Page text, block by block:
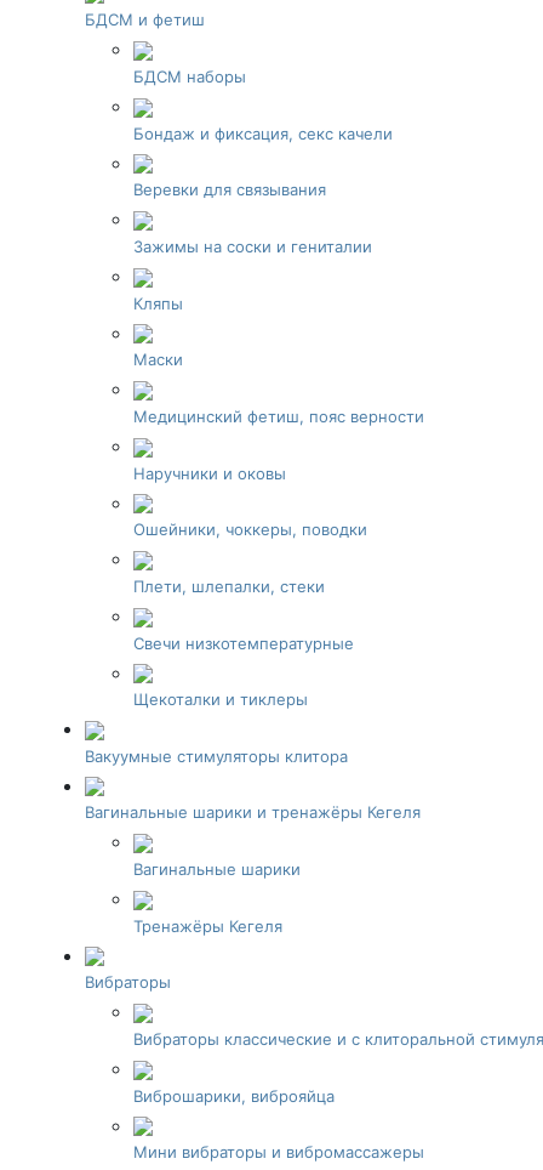
БДСМ и фетиш
БДСМ наборы
Бондаж и фиксация, секс качели
Веревки для связывания
Зажимы на соски и гениталии
Кляпы
Маски
Медицинский фетиш, пояс верности
Наручники и оковы
Ошейники, чоккеры, поводки
Плети, шлепалки, стеки
Свечи низкотемпературные
Щекоталки и тиклеры
Вакуумные стимуляторы клитора
Вагинальные шарики и тренажёры Кегеля
Вагинальные шарики
Тренажёры Кегеля
Вибраторы
Вибраторы классические и с клиторальной
Виброшарики, виброяйца
Мини вибраторы и вибромассажеры